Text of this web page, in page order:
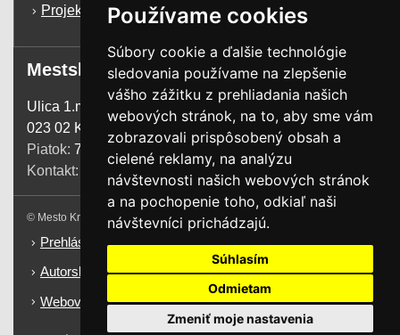
Používame cookies
Súbory cookie a ďalšie technológie
sledovania používame na zlepšenie
vášho zážitku z prehliadania našich
webových stránok, na to, aby sme vám
zobrazovali prispôsobený obsah a
cielené reklamy, na analýzu
návštevnosti našich webových stránok
a na pochopenie toho, odkiaľ naši
návštevníci prichádzajú.
Súhlasím
Odmietam
Zmeniť moje nastavenia
Projekty a dotácie
Mestský úrad
Ulica 1.mája 1255
023 02 Krásno n. Kysucou
Piatok: 7:00 - 13:00
Kontakt:
+421 41 4385 200
© Mesto Krásno nad Kysucou. Všetky práva vyhradené.
Prehlásenie o prístupnosti
Autorské práva
Webové sídlo